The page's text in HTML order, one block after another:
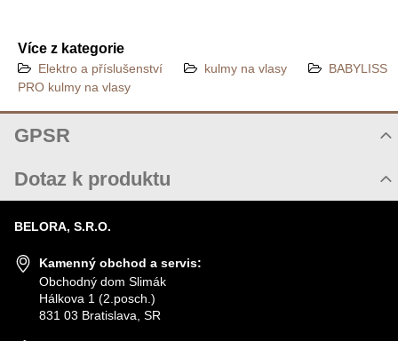
Více z kategorie
Elektro a příslušenství kulmy na vlasy
BABYLISS
PRO kulmy na vlasy
GPSR
bezpečnost dodržujte následující doporučení - pro použitím
zařízení si přečtěte všechna upozornění:
Používejte zařízení výlučně pro výrobcem určené účely popsané
ohřívání depilačního vosku případně jiné...).
Používejte výlučně příslušenství doporučené výrobcem.
Elektrické zařízení lze připojit pouze do sítě střídavého
elektrického napětí s napětím odpovídajícím údaji na typovém
Dotaz k produktu
JMÉNO
VÁŠ E-MAIL
BELORA, S.R.O.
Kamenný obchod a servis:
Obchodný dom Slimák
Hálkova 1 (2.posch.)
831 03 Bratislava, SR